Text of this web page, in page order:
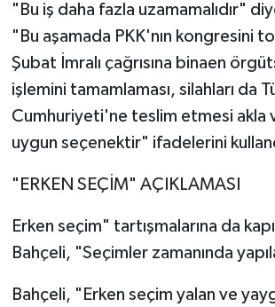
"Bu iş daha fazla uzamamalıdır"
"Bu aşamada PKK'nın kongresini
Şubat İmralı çağrısına binaen
işlemini tamamlaması, silahları da
Cumhuriyeti'ne teslim etmesi akla
uygun seçenektir" ifadelerini
"ERKEN SEÇİM" AÇIKLAMASI
Erken seçim" tartışmalarına da
Bahçeli, "Seçimler zamanında
Bahçeli, "Erken seçim yalan ve